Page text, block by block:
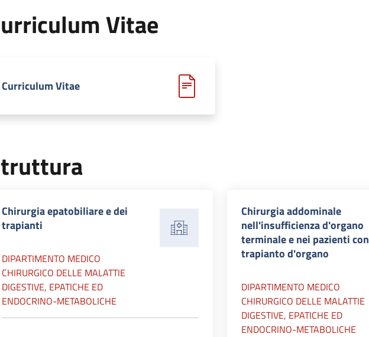
Vitae
Curriculum Vitae
Chirurgia epatobiliare e dei
trapianti
DIPARTIMENTO MEDICO
CHIRURGICO DELLE MALATTIE
DIGESTIVE, EPATICHE ED
ENDOCRINO-METABOLICHE
Chirurgia addominale
nell'insufficienza d'organo
terminale e nei pazienti con
trapianto d'organo
DIPARTIMENTO MEDICO
CHIRURGICO DELLE MALATTIE
DIGESTIVE, EPATICHE ED
ENDOCRINO-METABOLICHE